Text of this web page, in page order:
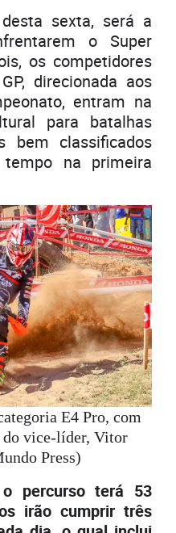
sexta, será a
o Super
os competidores
direcionada aos
entram na
para batalhas
bem classificados
na primeira
E4 Pro, com
do vice-líder, Vitor
Press)
percurso terá 53
irão cumprir três